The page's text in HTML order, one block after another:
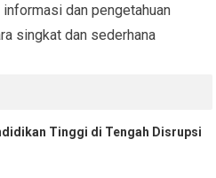
dan pengetahuan
singkat dan sederhana
Tinggi di Tengah Disrupsi